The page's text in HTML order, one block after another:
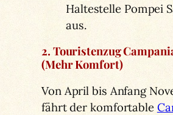
Haltestelle Pompei
aus.
2. Touristenzug
(Mehr Komfort)
Von April bis Anfang
fährt der komfortable